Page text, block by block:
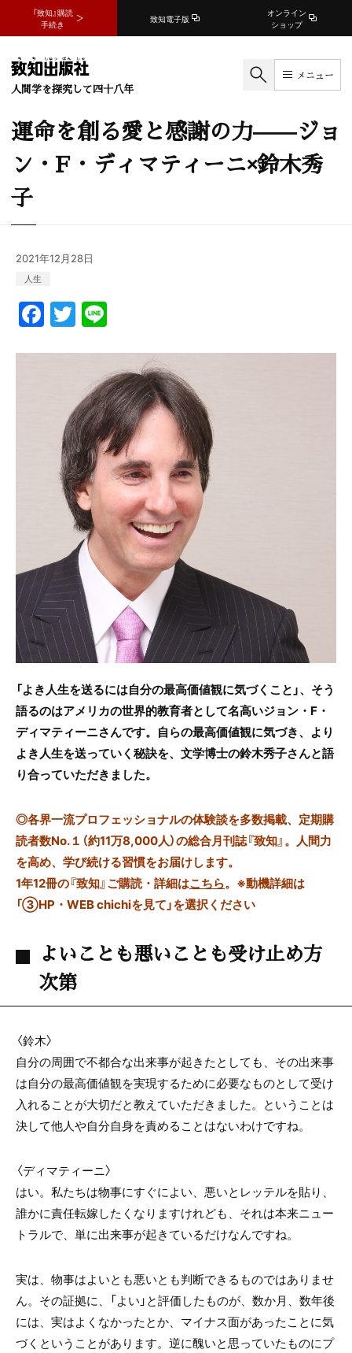
『致知』購読
手続き
致知電子版
オンライン
ショップ
人間学を探究して四十八年
メニュー
運命を創る愛と感謝の力——ジョ
ン・F・ディマティーニ×鈴木秀
子
2021年12月28日
人生
F
a
c
T
w
itt
er
e
「よき人生を送るには自分の最高価値観に気づくこと」、そう
語るのはアメリカの世界的教育者として名高いジョン・F・
ディマティーニさんです。自らの最高価値観に気づき、より
よき人生を送っていく秘訣を、文学博士の鈴木秀子さんと語
り合っていただきました。
◎各界一流プロフェッショナルの体験談を多数掲載、定期購
読者数No.１（約11万8,000人）の総合月刊誌『致知』。人間力
を高め、学び続ける習慣をお届けします。
1年12冊の『致知』ご購読・詳細はこちら。 ※動機詳細は
「③HP・WEB chichiを見て」を選択ください
よいことも悪いことも受け止め方
次第
〈鈴木〉
自分の周囲で不都合な出来事が起きたとしても、その出来事
は自分の最高価値観を実現するために必要なものとして受け
入れることが大切だと教えていただきました。ということは
決して他人や自分自身を責めることはないわけですね。
〈ディマティーニ〉
はい。私たちは物事にすぐによい、悪いとレッテルを貼り、
誰かに責任転嫁したくなりますけれども、それは本来ニュー
トラルで、単に出来事が起きているだけなんですね。
実は、物事はよいとも悪いとも判断できるものではありませ
ん。その証拠に、「よい」と評価したものが、数か月、数年後
には、実はよくなかったとか、マイナス面があったことに気
づくということがあります。逆に醜いと思っていたものにプ